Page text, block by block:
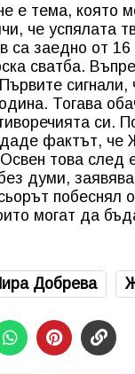
е тема,
че успялата
са заедно от
сватба.
Тогава
си.
фактът,
това след
думи,
побеснял
могат да
Добрева